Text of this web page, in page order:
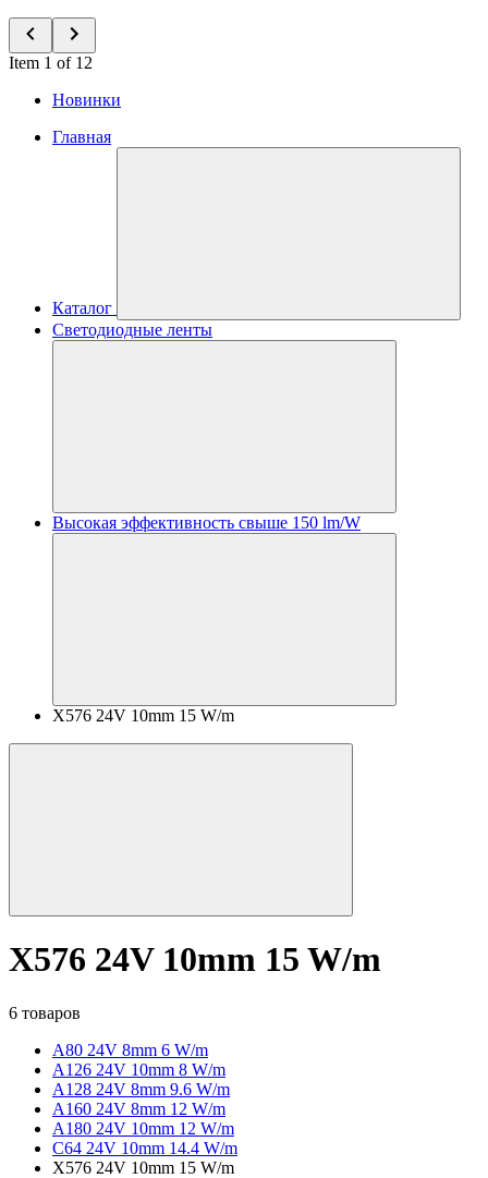
Item 1 of 12
Новинки
Главная
Каталог
Светодиодные ленты
Высокая эффективность свыше 150 lm/W
X576 24V 10mm 15 W/m
X576 24V 10mm 15 W/m
6 товаров
A80 24V 8mm 6 W/m
A126 24V 10mm 8 W/m
A128 24V 8mm 9.6 W/m
A160 24V 8mm 12 W/m
A180 24V 10mm 12 W/m
C64 24V 10mm 14.4 W/m
X576 24V 10mm 15 W/m